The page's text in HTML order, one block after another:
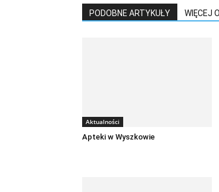
PODOBNE ARTYKUŁY WIĘCEJ
Aktualności
Apteki w Wyszkowie